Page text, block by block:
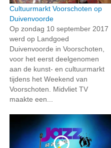
Cultuurmarkt Voorschoten op
Duivenvoorde
Op zondag 10 september 2017
werd op Landgoed
Duivenvoorde in Voorschoten,
voor het eerst deelgenomen
aan de kunst- en cultuurmarkt
tijdens het Weekend van
Voorschoten. Midvliet TV
maakte een...